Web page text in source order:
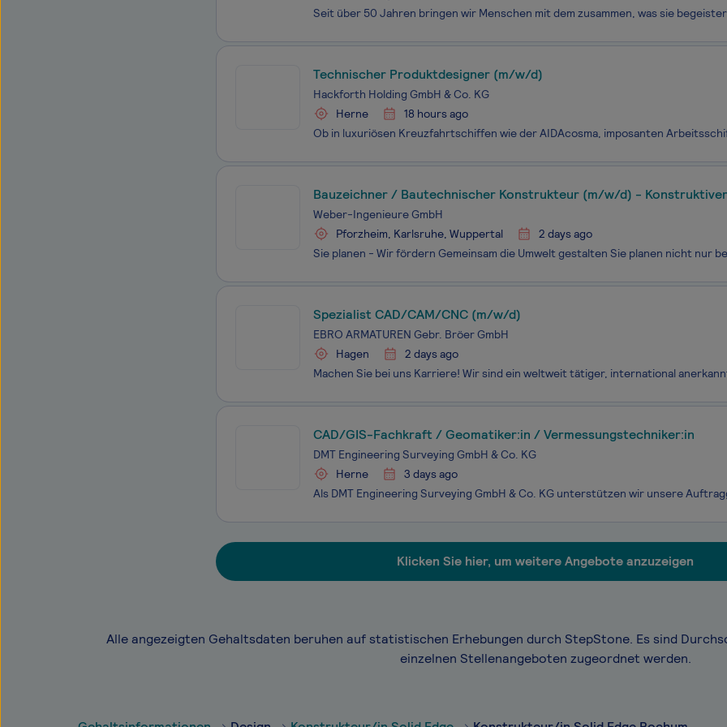
Technischer Produktdesigner (m/w/d)
Hackforth Holding GmbH & Co. KG
Herne
18 hours ago
Bauzeichner / Bautechnischer Konstrukteur (m/w/d) -
Weber-Ingenieure GmbH
Pforzheim, Karlsruhe, Wuppertal
2 days ago
Spezialist CAD/CAM/CNC (m/w/d)
EBRO ARMATUREN Gebr. Bröer GmbH
Hagen
2 days ago
CAD/GIS-Fachkraft / Geomatiker:in / Vermessungstechniker:in
DMT Engineering Surveying GmbH & Co. KG
Herne
3 days ago
Klicken Sie hier, um weitere Angebote anzuzeigen
Alle angezeigten Gehaltsdaten beruhen auf statistischen Erhebungen durch StepStone. Es sind
einzelnen Stellenangeboten zugeordnet werden.